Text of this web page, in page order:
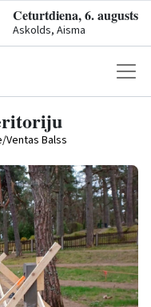
Ceturtdiena, 6. augusts
Askolds, Aisma
Ventas Balss